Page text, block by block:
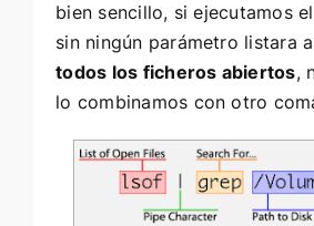
bien sencillo, si ejecutamos
sin ningún parámetro listara
todos los ficheros abiertos,
lo combinamos con otro